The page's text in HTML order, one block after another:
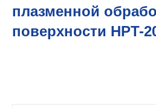
плазменной
поверхности HPT-